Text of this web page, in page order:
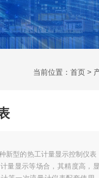
当前位置： 首页 >
新型的热工计量显示控制仪
量显示等场合，其精度高，